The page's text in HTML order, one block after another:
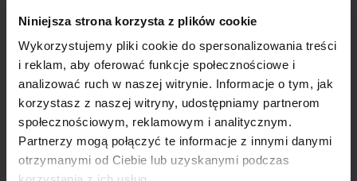
Niniejsza strona korzysta z plików cookie
Wykorzystujemy pliki cookie do spersonalizowania treści
i reklam, aby oferować funkcje społecznościowe i
analizować ruch w naszej witrynie. Informacje o tym, jak
korzystasz z naszej witryny, udostępniamy partnerom
społecznościowym, reklamowym i analitycznym.
Partnerzy mogą połączyć te informacje z innymi danymi
otrzymanymi od Ciebie lub uzyskanymi podczas